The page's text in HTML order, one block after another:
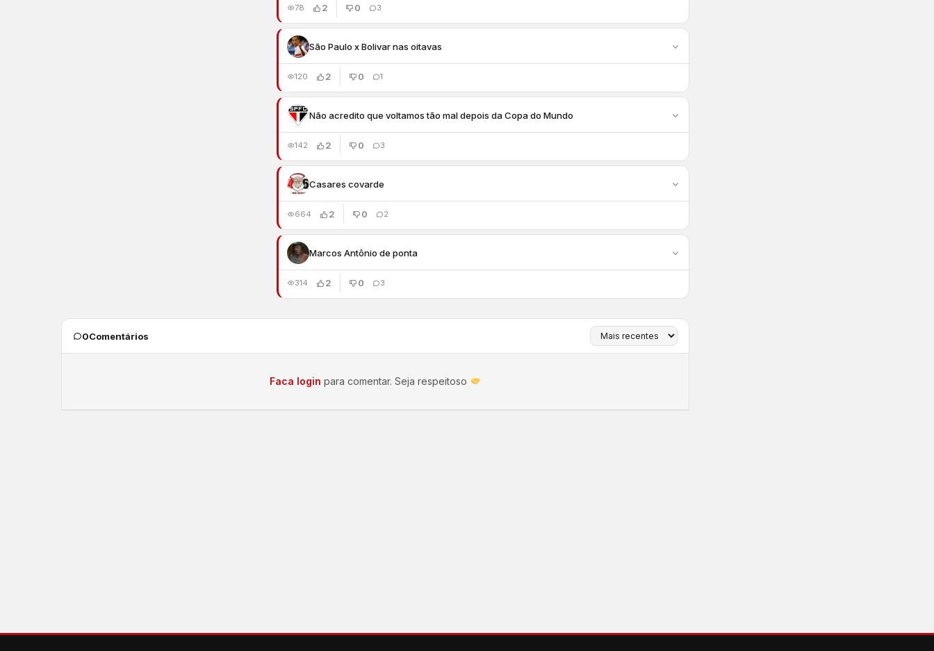
78 2 0 3
São Paulo x Bolivar nas oitavas
120 2 0 1
Não acredito que voltamos tão mal depois da Copa do Mundo
142 2 0 3
Casares covarde
664 2 0 2
Marcos Antônio de ponta
314 2 0 3
0Comentários
Faca login para comentar. Seja respeitoso